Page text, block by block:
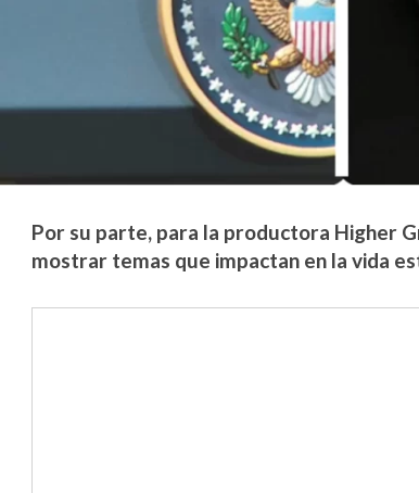
Por su parte, para la productora Higher
mostrar temas que impactan en la vida